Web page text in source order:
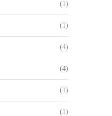
(1)
(1)
(4)
(4)
(1)
(1)